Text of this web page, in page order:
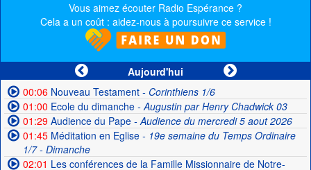
Vous aimez écouter Radio Espérance ?
Cela a un coût : aidez-nous à poursuivre ce service !
Aujourd'hui
00:06Nouveau Testament- Corinthiens 1/6
01:00 Ecole du dimanche- Augustin par Henry Chadwick 03
01:29Audience du Pape- Audience du mercredi 5 aout 2026
01:45Méditation en Eglise- 19e semaine du Temps Ordinaire
1/7 - Dimanche
02:01 Les conférences de la Famille Missionnaire de Notre-